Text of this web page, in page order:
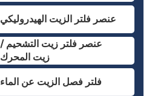
عنصر فلتر الزيت الهيدروليكي
عنصر فلتر زيت التشحيم /
زيت المحرك
فلتر فصل الزيت عن الماء